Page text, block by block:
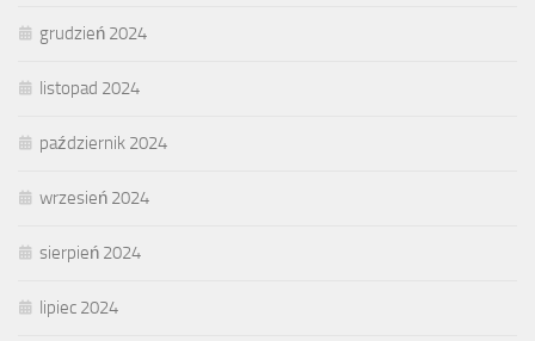
grudzień 2024
listopad 2024
październik 2024
wrzesień 2024
sierpień 2024
lipiec 2024